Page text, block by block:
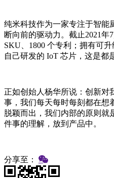
纯米科技作为一家专注于智能
断向前的驱动力。截止2021年
SKU、1800 个专利；拥有可
自己研发的 IoT 芯片，这是都
正如创始人杨华所说：创新对
事，我们每天每时每刻都在想
脱颖而出，我们内部的原则就
件事的理解，放到产品中。
分享至：